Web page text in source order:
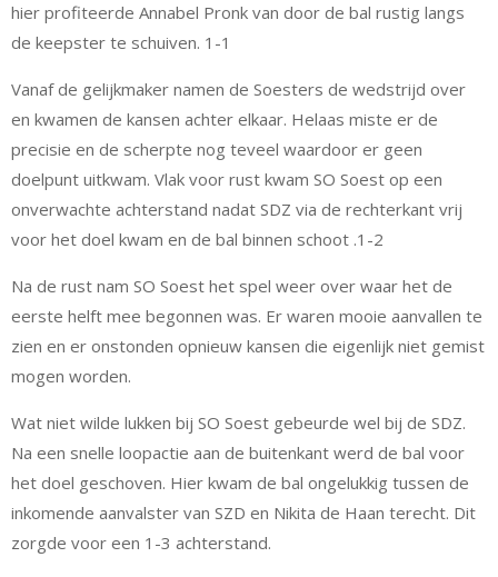
hier profiteerde Annabel Pronk van door de bal rustig langs
de keepster te schuiven. 1-1
Vanaf de gelijkmaker namen de Soesters de wedstrijd over
en kwamen de kansen achter elkaar. Helaas miste er de
precisie en de scherpte nog teveel waardoor er geen
doelpunt uitkwam. Vlak voor rust kwam SO Soest op een
onverwachte achterstand nadat SDZ via de rechterkant vrij
voor het doel kwam en de bal binnen schoot .1-2
Na de rust nam SO Soest het spel weer over waar het de
eerste helft mee begonnen was. Er waren mooie aanvallen te
zien en er onstonden opnieuw kansen die eigenlijk niet gemist
mogen worden.
Wat niet wilde lukken bij SO Soest gebeurde wel bij de SDZ.
Na een snelle loopactie aan de buitenkant werd de bal voor
het doel geschoven. Hier kwam de bal ongelukkig tussen de
inkomende aanvalster van SZD en Nikita de Haan terecht. Dit
zorgde voor een 1-3 achterstand.